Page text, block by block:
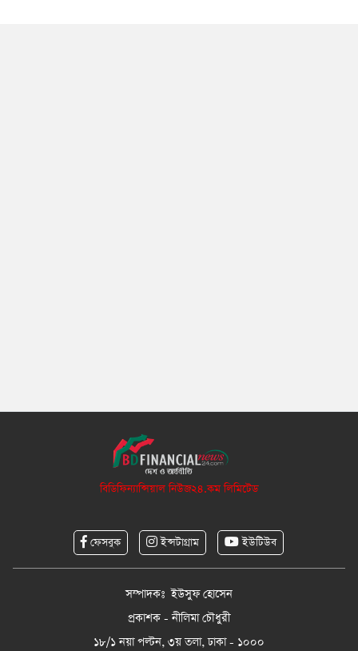
বিডিফিন্যান্সিয়াল নিউজ২৪.কম লিমিটেড
ফেসবুক ইন্সটাগ্রাম ইউটিউব
সম্পাদকঃ ইউসুফ হোসেন
প্রকাশক - নীলিমা চৌধুরী
১৮/১ নয়া পল্টন, ৩য় তলা, ঢাকা - ১০০০